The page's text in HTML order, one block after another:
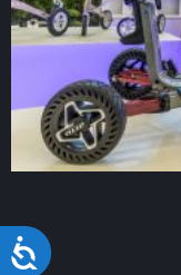
Acessibilidade